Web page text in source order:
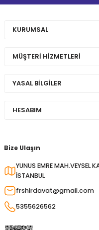
Bize Ulaşın
YUNUS EMRE MAH.VEYSEL
İSTANBUL
frshirdavat@gmail.com
5355626562
KURUMSAL
MÜŞTERİ HİZMETLERİ
YASAL BİLGİLER
HESABIM